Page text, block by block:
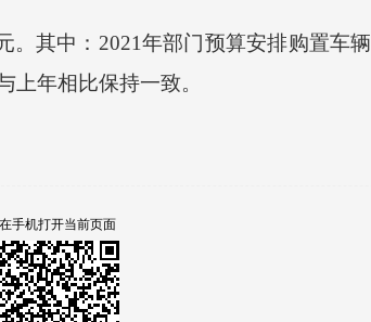
。其中： 2021年部门预算安排购置车辆
上年相比保持一致。
手机打开当前页面